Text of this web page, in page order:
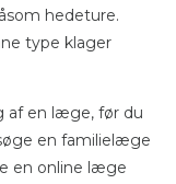
hedeture.
type klager
af en læge, før du
en familielæge
en online læge